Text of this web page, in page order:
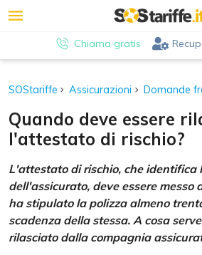
Chiama gratis
SOStariffe Assicurazioni Domande
Quando deve essere
l'attestato di rischio?
L'attestato di rischio, che identifica
dell'assicurato, deve essere messo
ha stipulato la polizza almeno
scadenza della stessa. A cosa
rilasciato dalla compagnia